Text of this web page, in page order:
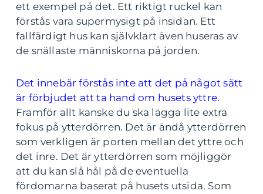
ett exempel på det. Ett riktigt ruckel kan
förstås vara supermysigt på insidan. Ett
fallfärdigt hus kan självklart även huseras av
de snällaste människorna på jorden.
Det innebär förstås inte att det på något sätt
är förbjudet att ta hand om husets yttre.
Framför allt kanske du ska lägga lite extra
fokus på ytterdörren. Det är ändå ytterdörren
som verkligen är porten mellan det yttre och
det inre. Det är ytterdörren som möjliggör
att du kan slå hål på de eventuella
fördomarna baserat på husets utsida. Som